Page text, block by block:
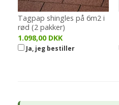
Tagpap shingles på 6m2 i
rød (2 pakker)
1.098,00 DKK
Ja, jeg bestiller